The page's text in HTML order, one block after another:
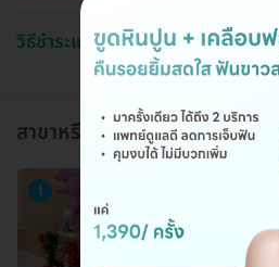
วิธีชำระและใช้งาน
สาขาหรือแผนกที่ให้บริการ
1